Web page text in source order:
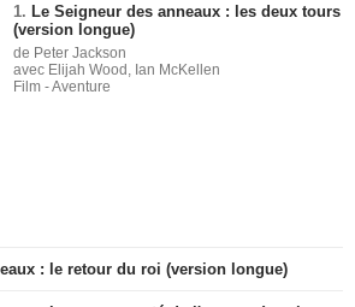
1. Le Seigneur des anneaux : les deux tours
(version longue)
de Peter Jackson
avec Elijah Wood, Ian McKellen
Film - Aventure
: le retour du roi (version longue)